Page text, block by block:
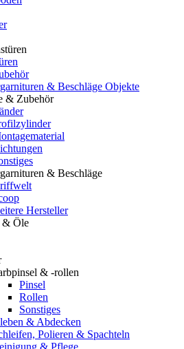
& Beschläge Objekte
& Zubehör
& Beschläge
Hersteller
& Öle
& -rollen
Pinsel
Rollen
Sonstiges
& Abdecken
Polieren & Spachteln